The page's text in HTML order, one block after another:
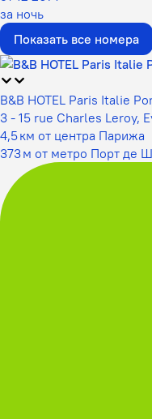
за ночь
Показать все номера
B&B HOTEL Paris Italie
3 - 15 rue Charles Leroy,
4,5 км от центра Парижа
373 м от метро Порт де